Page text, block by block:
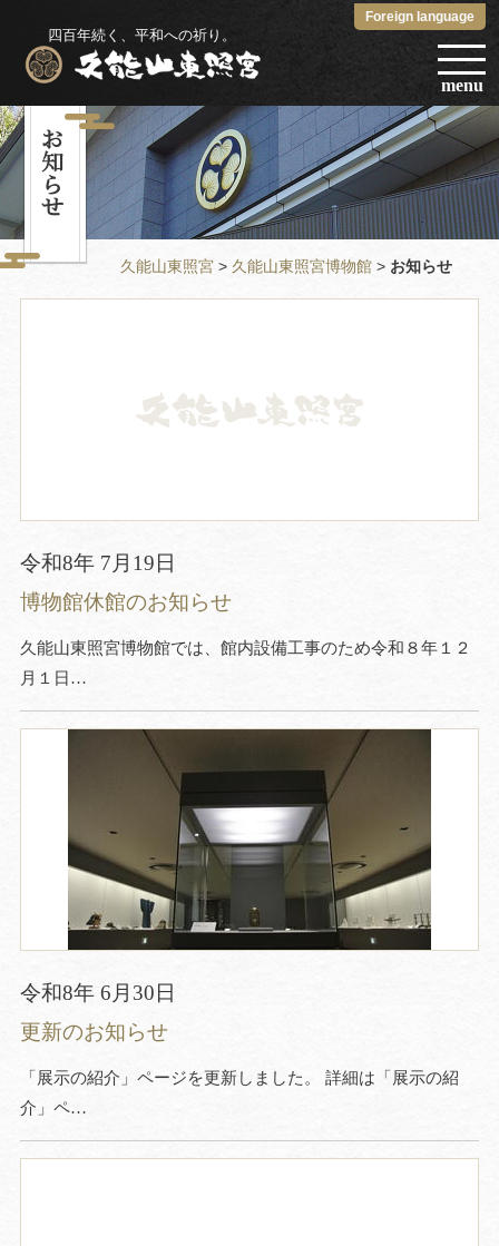
menu
四百年続く、平和への祈り。
Foreign language
お知らせ
久能山東照宮> 久能山東照宮博物館> お知らせ
令和8年 7月19日
博物館休館のお知らせ
久能山東照宮博物館では、館内設備工事のため令和８年１２
月１日…
令和8年 6月30日
更新のお知らせ
「展示の紹介」ページを更新しました。 詳細は「展示の紹
介」ペ…